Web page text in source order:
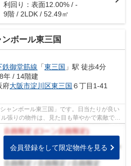
利回り：表面12.00% / -
9階 / 2LDK / 52.49㎡
ンボール東三国
鉄御堂筋線 「東三国 」駅 徒歩4分
年 / 14階建
府大阪市淀川区東三国 ６丁目1-41
ャンボール東三国」です。日当たりが良い
張りの物件は、見た目も華やかで素敵で
歩4分に...
会員登録をして限定物件を見る